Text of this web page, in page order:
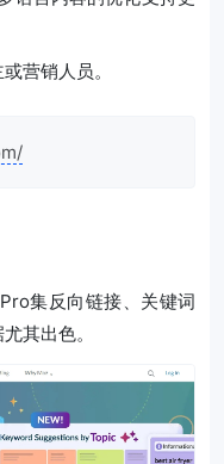
营销人员。
集反向链接、关键词
其出色。